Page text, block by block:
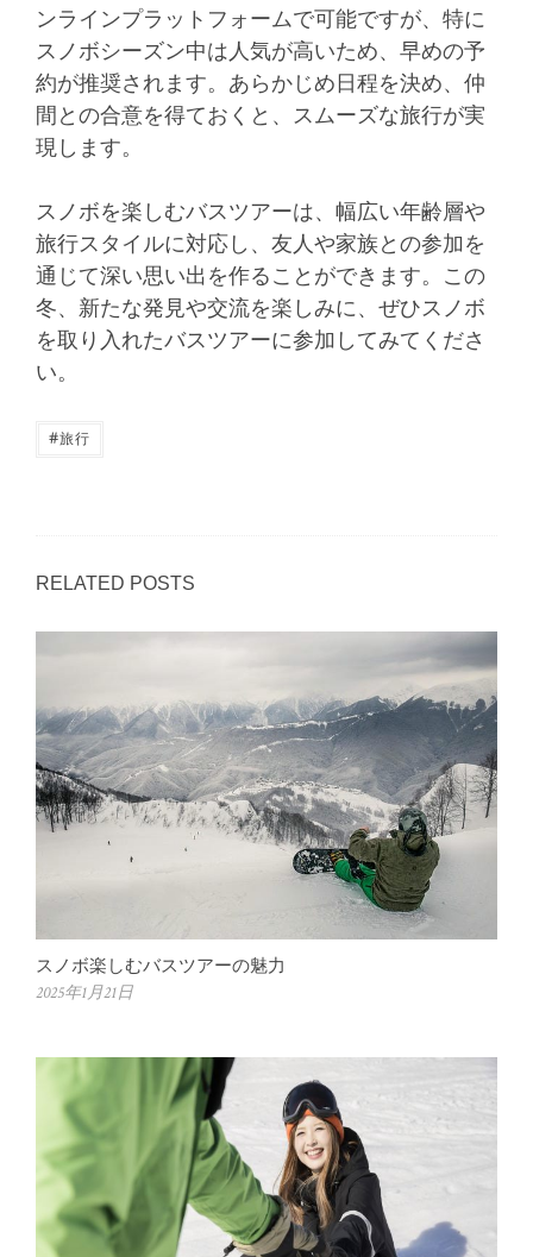
ンラインプラットフォームで可能ですが、特に
スノボシーズン中は人気が高いため、早めの予
約が推奨されます。あらかじめ日程を決め、仲
間との合意を得ておくと、スムーズな旅行が実
現します。
スノボを楽しむバスツアーは、幅広い年齢層や
旅行スタイルに対応し、友人や家族との参加を
通じて深い思い出を作ることができます。この
冬、新たな発見や交流を楽しみに、ぜひスノボ
を取り入れたバスツアーに参加してみてくださ
い。
#旅行
RELATED POSTS
スノボ楽しむバスツアーの魅力
2025年1月21日